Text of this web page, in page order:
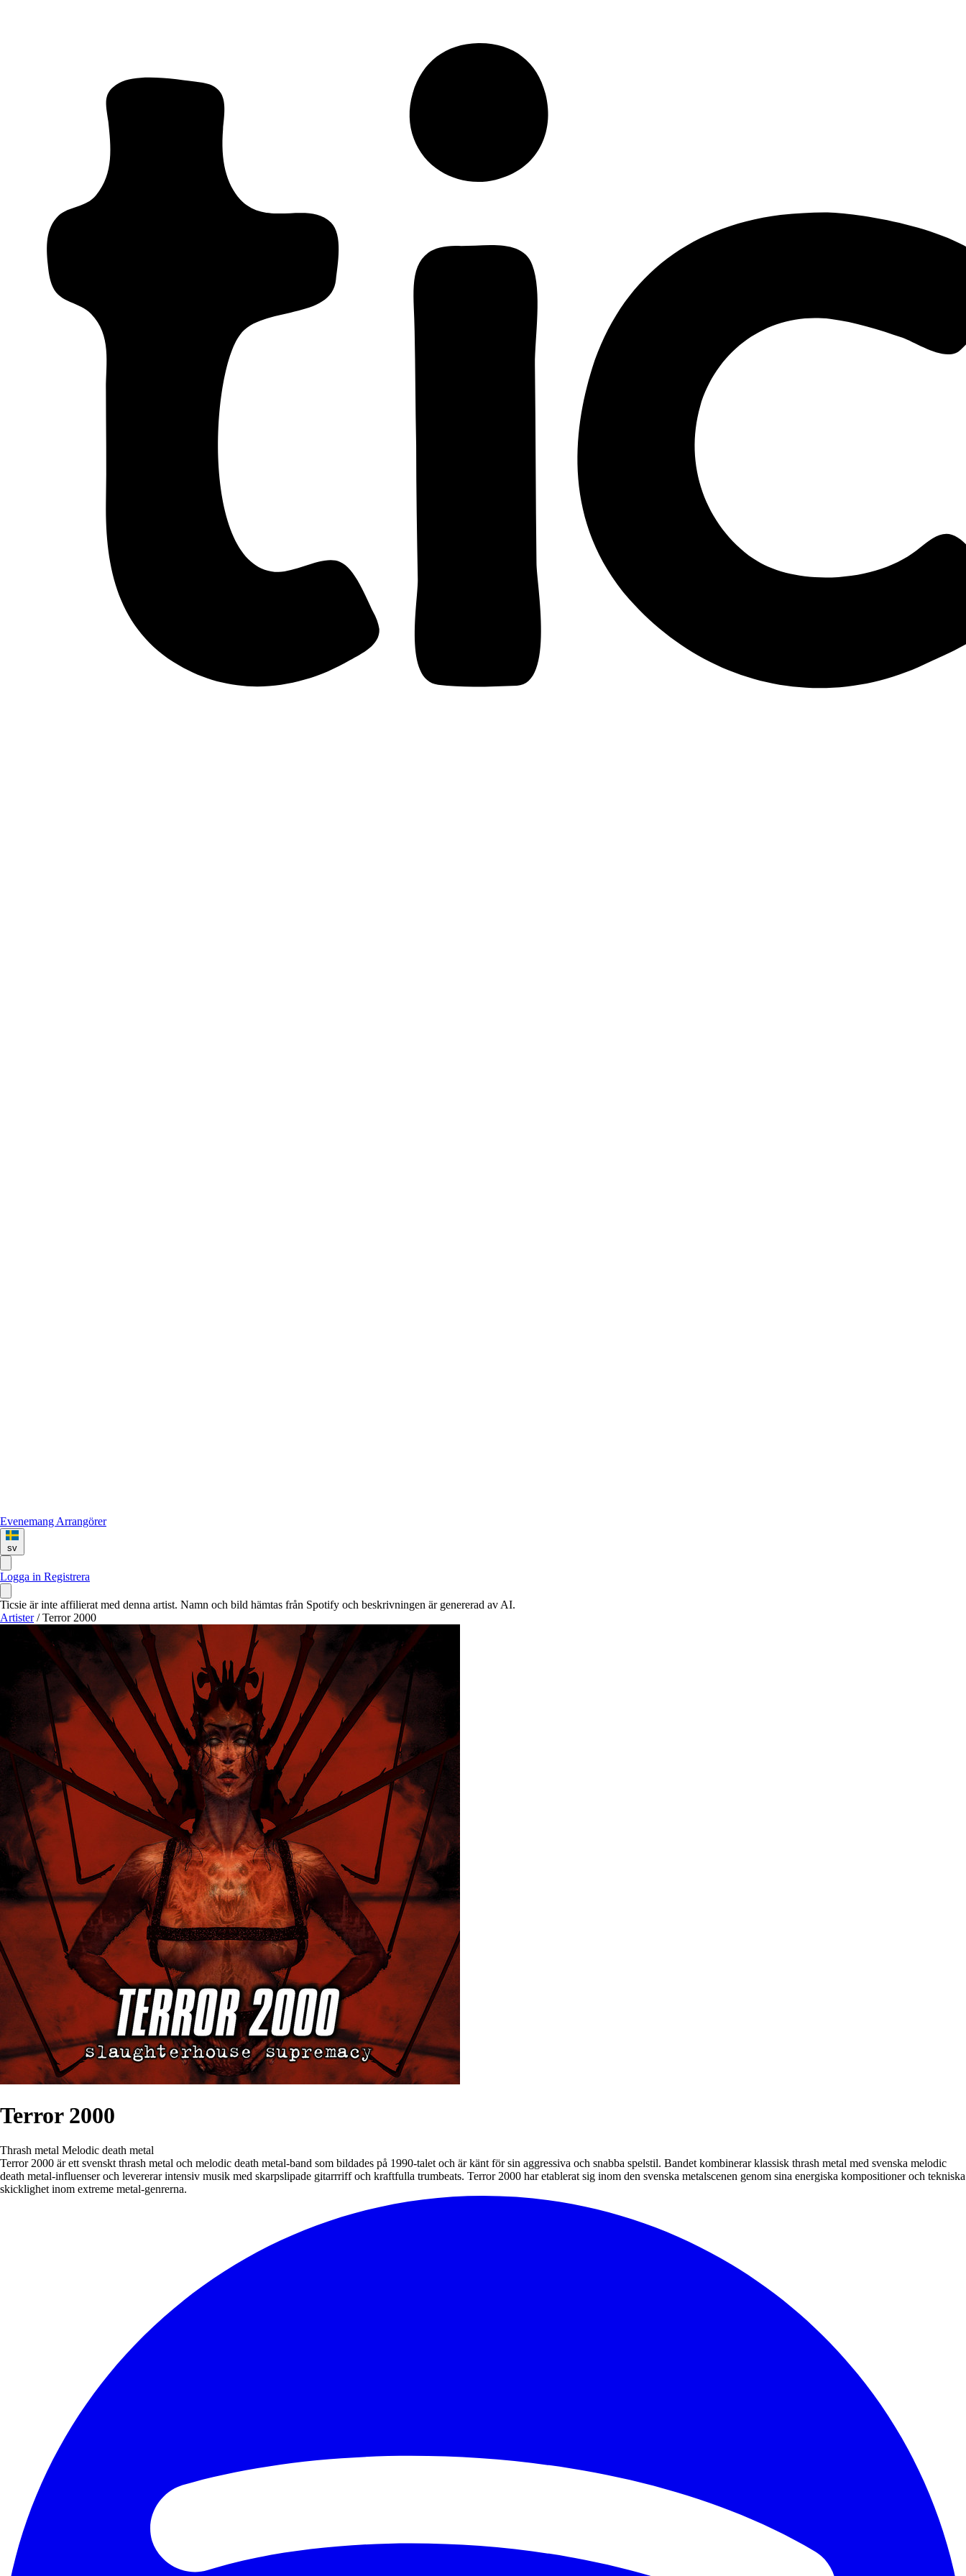
Evenemang Arrangörer
sv
Logga in Registrera
Ticsie är inte affilierat med denna artist. Namn och bild hämtas från Spotify och beskrivningen är genererad av AI.
Artister / Terror 2000
Terror 2000
Thrash metal Melodic death metal
Terror 2000 är ett svenskt thrash metal och melodic death metal-band som bildades på 1990-talet och är känt för sin aggressiva och snabba spelstil. Bandet kombinerar klassisk thrash metal med svenska melodic
death metal-influenser och levererar intensiv musik med skarpslipade gitarrriff och kraftfulla trumbeats. Terror 2000 har etablerat sig inom den svenska metalscenen genom sina energiska kompositioner och tekniska
skicklighet inom extreme metal-genrerna.